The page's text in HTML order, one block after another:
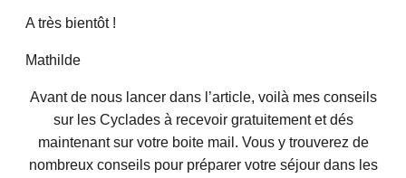
A très bientôt !
Mathilde
Avant de nous lancer dans l’article, voilà mes conseils
sur les Cyclades à recevoir gratuitement et dés
maintenant sur votre boite mail. Vous y trouverez de
nombreux conseils pour préparer votre séjour dans les